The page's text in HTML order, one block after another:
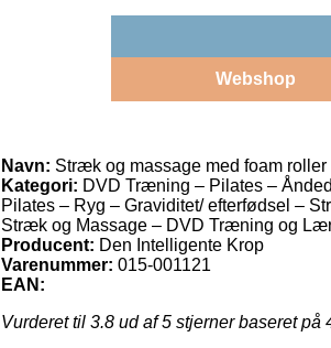
Webshop
Navn: Stræk og massage med foam
Kategori: DVD Træning – Pilates –
Pilates – Ryg – Graviditet/ efterfødsel –
Stræk og Massage – DVD Træning og
Producent: Den Intelligente Krop
Varenummer: 015-001121
EAN:
Vurderet til 3.8 ud af 5 stjerner baseret på